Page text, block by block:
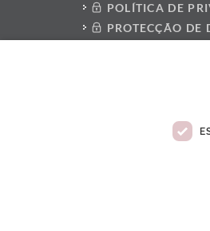
POLÍTICA DE
PROTECÇÃO DE
LIVRO DE